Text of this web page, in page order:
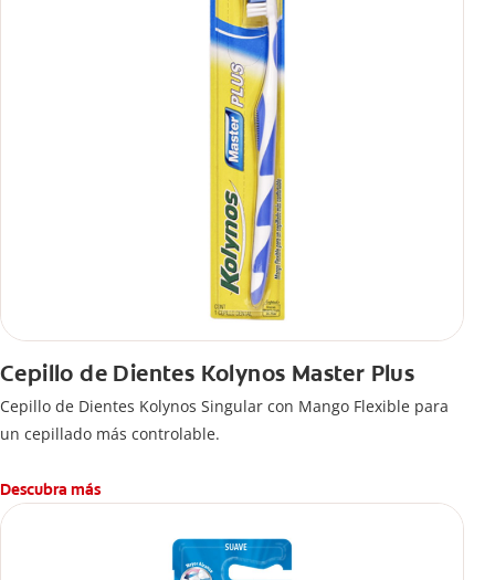
Cepillo de Dientes Kolynos Master Plus
Cepillo de Dientes Kolynos Singular con Mango Flexible para
un cepillado más controlable.
Descubra más